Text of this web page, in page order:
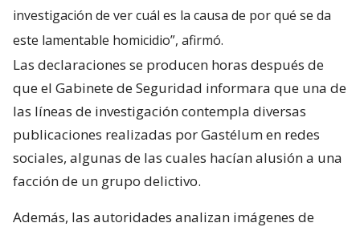
investigación de ver cuál es la causa de por qué se da
este lamentable homicidio”, afirmó.
Las declaraciones se producen horas después de
que el Gabinete de Seguridad informara que una de
las líneas de investigación contempla diversas
publicaciones realizadas por Gastélum en redes
sociales, algunas de las cuales hacían alusión a una
facción de un grupo delictivo.
Además, las autoridades analizan imágenes de